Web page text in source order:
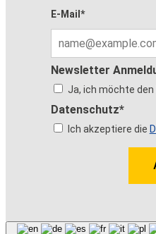
E-Mail*
Newsletter
Ja, ich möchte
Datenschutz*
Ich akzeptiere die